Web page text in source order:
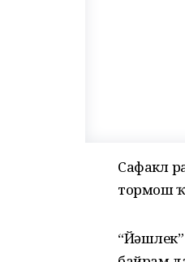
Сафакүл
тормош